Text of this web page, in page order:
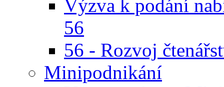
Výzva k podání
56
56 - Rozvoj
Minipodnikání